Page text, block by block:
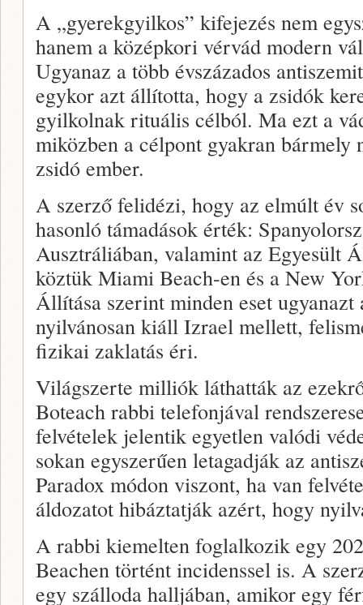
A „gyerekgyilkos” kifejezés nem
hanem a középkori vérvád modern
Ugyanaz a több évszázados
egykor azt állította, hogy a zsidók
gyilkolnak rituális célból. Ma ezt a
miközben a célpont gyakran bármely
zsidó ember.
A szerző felidézi, hogy az elmúlt év
hasonló támadások érték:
Ausztráliában, valamint az Egyesült
köztük Miami Beach-en és a New
Állítása szerint minden eset ugyanazt
nyilvánosan kiáll Izrael mellett,
fizikai zaklatás éri.
Világszerte milliók láthatták az
Boteach rabbi telefonjával
felvételek jelentik egyetlen valódi
sokan egyszerűen letagadják az
Paradox módon viszont, ha van
áldozatot hibáztatják azért, hogy
A rabbi kiemelten foglalkozik egy
Beachen történt incidenssel is. A
egy szálloda halljában, amikor egy